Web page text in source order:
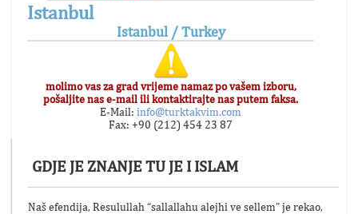
Istanbul
Istanbul / Turkey
molimo vas za grad vrijeme namaz po vašem izboru,
pošaljite nas e-mail ili kontaktirajte nas putem faksa.
E-Mail: info@turktakvim.com
Fax: +90 (212) 454 23 87
GDJE JE ZNANJE TU JE I ISLAM
Naš efendija, Resulullah “sallallahu alejhi ve sellem” je rekao,